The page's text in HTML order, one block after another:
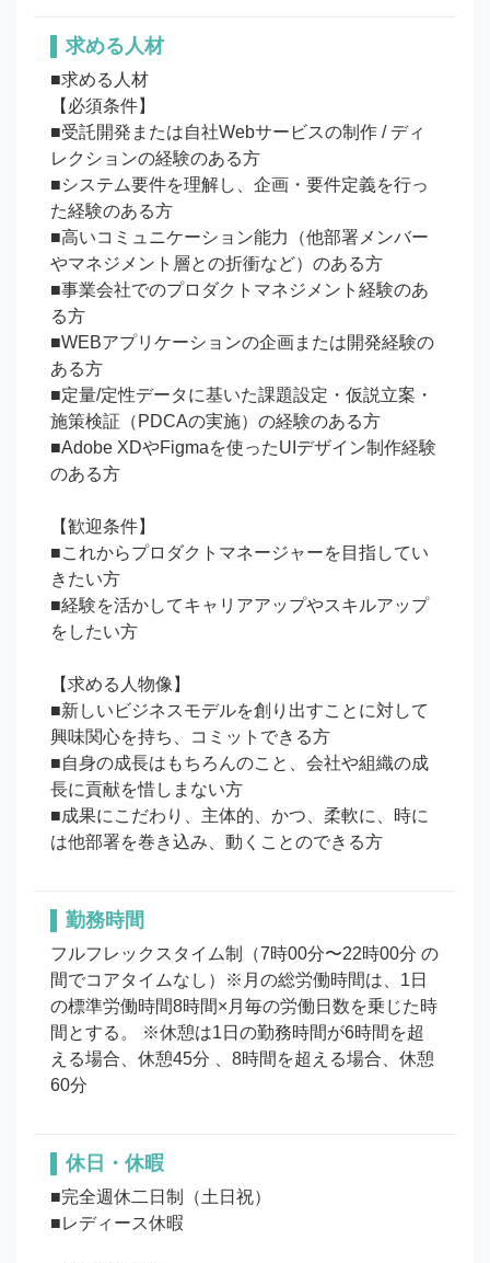
求める人材
■求める人材
【必須条件】
■受託開発または自社Webサービスの制作 / ディ
レクションの経験のある方
■システム要件を理解し、企画・要件定義を行っ
た経験のある方
■高いコミュニケーション能力（他部署メンバー
やマネジメント層との折衝など）のある方
■事業会社でのプロダクトマネジメント経験のあ
る方
■WEBアプリケーションの企画または開発経験の
ある方
■定量/定性データに基いた課題設定・仮説立案・
施策検証（PDCAの実施）の経験のある方
■Adobe XDやFigmaを使ったUIデザイン制作経験
のある方
【歓迎条件】
■これからプロダクトマネージャーを目指してい
きたい方
■経験を活かしてキャリアアップやスキルアップ
をしたい方
【求める人物像】
■新しいビジネスモデルを創り出すことに対して
興味関心を持ち、コミットできる方
■自身の成長はもちろんのこと、会社や組織の成
長に貢献を惜しまない方
■成果にこだわり、主体的、かつ、柔軟に、時に
勤務時間
フルフレックスタイム制（7時00分〜22時00分 の
間でコアタイムなし）※月の総労働時間は、1日
の標準労働時間8時間×月毎の労働日数を乗じた時
間とする。 ※休憩は1日の勤務時間が6時間を超
える場合、休憩45分 、8時間を超える場合、休憩
60分
休日・休暇
■完全週休二日制（土日祝）
■レディース休暇